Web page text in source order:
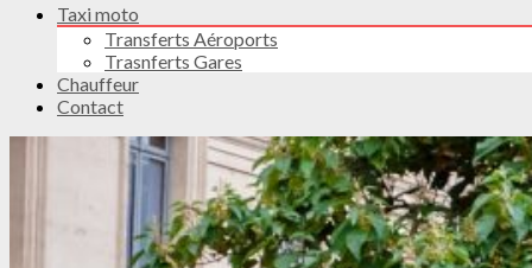
Taxi moto
Transferts Aéroports
Trasnferts Gares
Chauffeur
Contact